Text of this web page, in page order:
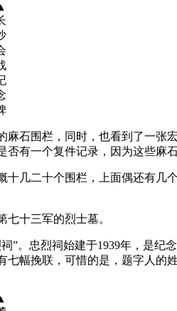
石围栏，同时，也看到了一张
有一个复件记录，因为这些麻
几二十个围栏，上面偶还有几
十三军的烈士墓。
。忠烈祠始建于1939年，是纪
幅挽联，可惜的是，题字人的